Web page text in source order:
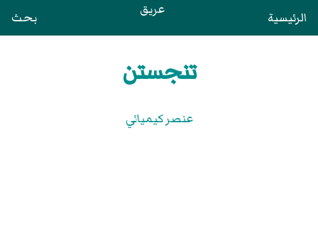
الرئيسية عريق بحث
تنجستن
عنصر كيميائي